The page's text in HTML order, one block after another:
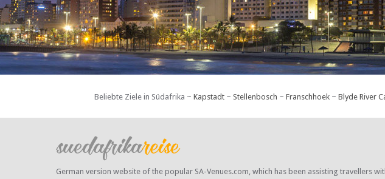
Beliebte Ziele in Südafrika ~ Kapstadt~ Stellenbosch ~ Franschhoek~ Blyde River
German version website of the popular SA-Venues.com, which has been assisting travellers